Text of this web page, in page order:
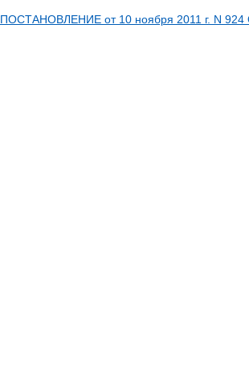
ПОСТАНОВЛЕНИЕ от 10 ноября 2011 г. N